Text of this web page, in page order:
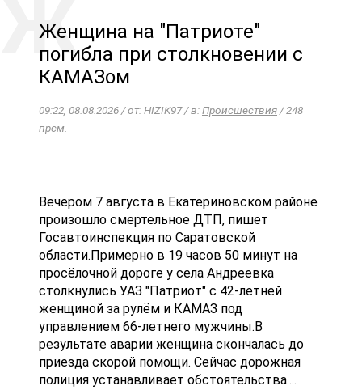
Женщина на "Патриоте"
погибла при столкновении с
КАМАЗом
09:22, 08.08.2026 / от: HIZIK97 / в:Происшествия/ 248
прсм.
Вечером 7 августа в Екатериновском районе
произошло смертельное ДТП, пишет
Госавтоинспекция по Саратовской
области.Примерно в 19 часов 50 минут на
просёлочной дороге у села Андреевка
столкнулись УАЗ "Патриот" с 42-летней
женщиной за рулём и КАМАЗ под
управлением 66-летнего мужчины.В
результате аварии женщина скончалась до
приезда скорой помощи. Сейчас дорожная
полиция устанавливает обстоятельства....